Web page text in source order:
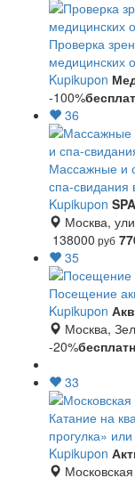
Проверка
медицинских
Kupikupon
-100%
36
Массажные и
спа-свидания
Kupikupon
Москва,
138000 руб
35
Посещение
Kupikupon
Москва,
-20%
33
Катание на
прогулка»
Kupikupon